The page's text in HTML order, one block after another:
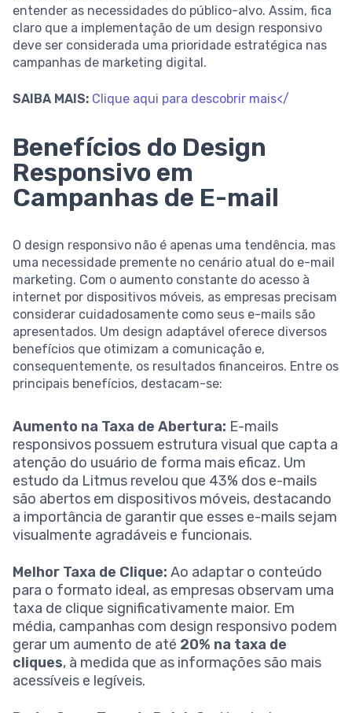
entender as necessidades do público-alvo. Assim, fica
claro que a implementação de um design responsivo
deve ser considerada uma prioridade estratégica nas
campanhas de marketing digital.
SAIBA MAIS: Clique aqui para descobrir mais</
Benefícios do Design
Responsivo em
Campanhas de E-mail
O design responsivo não é apenas uma tendência, mas
uma necessidade premente no cenário atual do e-mail
marketing. Com o aumento constante do acesso à
internet por dispositivos móveis, as empresas precisam
considerar cuidadosamente como seus e-mails são
apresentados. Um design adaptável oferece diversos
benefícios que otimizam a comunicação e,
consequentemente, os resultados financeiros. Entre os
principais benefícios, destacam-se:
Aumento na Taxa de Abertura: E-mails
responsivos possuem estrutura visual que capta a
atenção do usuário de forma mais eficaz. Um
estudo da Litmus revelou que 43% dos e-mails
são abertos em dispositivos móveis, destacando
a importância de garantir que esses e-mails sejam
visualmente agradáveis e funcionais.
Melhor Taxa de Clique: Ao adaptar o conteúdo
para o formato ideal, as empresas observam uma
taxa de clique significativamente maior. Em
média, campanhas com design responsivo podem
gerar um aumento de até 20% na taxa de
cliques, à medida que as informações são mais
acessíveis e legíveis.